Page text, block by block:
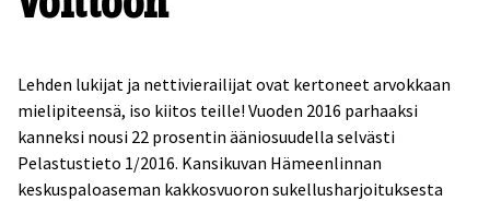
Lehden lukijat ja nettivierailijat ovat kertoneet arvokkaan
mielipiteensä, iso kiitos teille! Vuoden 2016 parhaaksi
kanneksi nousi 22 prosentin ääniosuudella selvästi
Pelastustieto 1/2016. Kansikuvan Hämeenlinnan
keskuspaloaseman kakkosvuoron sukellusharjoituksesta